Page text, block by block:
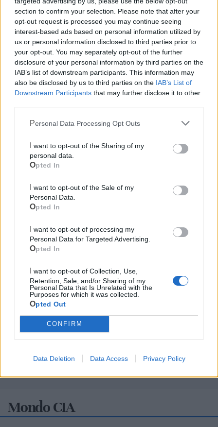
section to confirm your selection. Please note that after your
opt-out request is processed you may continue seeing
interest-based ads based on personal information utilized by
us or personal information disclosed to third parties prior to
your opt-out. You may separately opt-out of the further
disclosure of your personal information by third parties on the
IAB’s list of downstream participants. This information may
also be disclosed by us to third parties on the IAB’s List of
Downstream Participants that may further disclose it to other
Personal Data Processing Opt Outs
personal data.
Opted In
Personal Data.
Opted In
Personal Data for Targeted Advertising.
Opted In
Retention, Sale, and/or Sharing of my
Personal Data that Is Unrelated with the
Purposes for which it was collected.
Opted Out
CONFIRM
Data Deletion Data Access Privacy Policy
diverse realtà della scuola di judo pugliese ha permesso di
massimizzare la prestazione in un contesto agonistico
caratterizzato da un elevato numero di partecipanti e da un
alto livello tecnico.
Il terzo posto ottenuto a Cercola rappresenta un
riconoscimento per la qualità del lavoro svolto sul territorio
di Palagiano, confermando la capacità del vivaio locale di
produrre profili competitivi per le massime rassegne
nazionali.
Le notizie del giorno sul tuo smartphone
Ricevi gratuitamente ogni giorno le notizie della tua
città direttamente sul tuo smartphone. Scarica Telegram
Mondo CIA